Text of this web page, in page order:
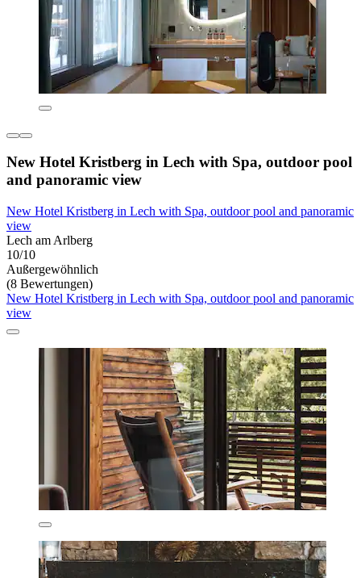
New Hotel Kristberg in Lech with Spa, outdoor pool
and panoramic view
New Hotel Kristberg in Lech with Spa, outdoor pool and panoramic
view
Lech am Arlberg
10/10
Außergewöhnlich
(8 Bewertungen)
New Hotel Kristberg in Lech with Spa, outdoor pool and panoramic
view